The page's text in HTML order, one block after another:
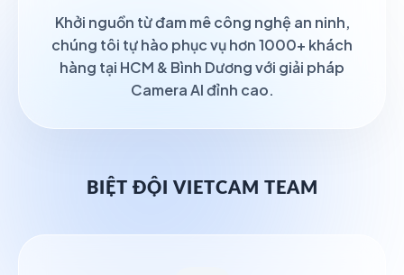
Khởi nguồn từ đam mê công nghệ an ninh,
chúng tôi tự hào phục vụ hơn 1000+ khách
hàng tại HCM & Bình Dương với giải pháp
Camera AI đỉnh cao.
BIỆT ĐỘI VIETCAM TEAM